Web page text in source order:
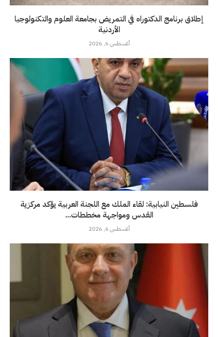
إطلاق برنامج الدكتوراه في التمريض بجامعة العلوم والتكنولوجيا
الأردنية
أغسطس 6, 2026
فلسطين النيابية: لقاء الملك مع اللجنة العربية يؤكد مركزية
القدس ومواجهة مخططات...
أغسطس 6, 2026